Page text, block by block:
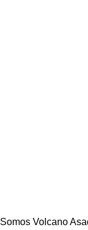
Somos Volcano